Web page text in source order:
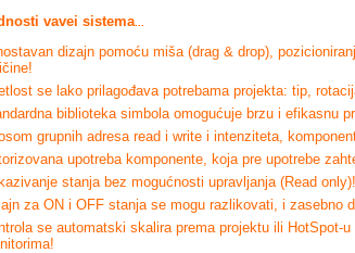
vavei sistema
dizajn pomoću miša (drag & drop),
se lako prilagođava potrebama projekta: tip,
biblioteka simbola omogućuje brzu i efikasnu
grupnih adresa read i write i intenziteta,
upotreba komponente, koja pre upotrebe
stanja bez mogućnosti upravljanja (Read only)!
za ON i OFF stanja se mogu razlikovati, i zasebno
se automatski skalira prema projektu ili HotSpot-